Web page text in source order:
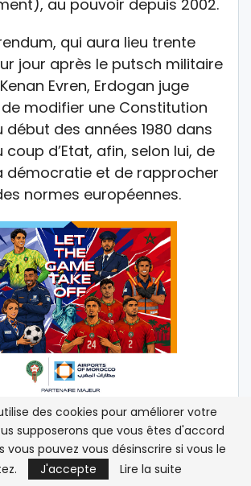
au pouvoir depuis 2002.
qui aura lieu trente
jour après le putsch militaire
Evren, Erdogan juge
modifier une Constitution
des années 1980 dans
d’Etat, afin, selon lui, de
démocratie et de rapprocher
normes européennes.
des cookies pour améliorer votre
supposerons que vous êtes d'accord
vous pouvez vous désinscrire si vous le
J'accepte Lire la suite